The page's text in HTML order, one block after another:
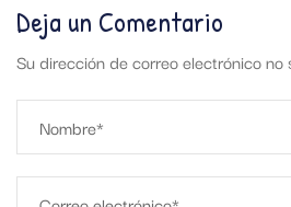
Deja un Comentario
Su dirección de correo electrónico no